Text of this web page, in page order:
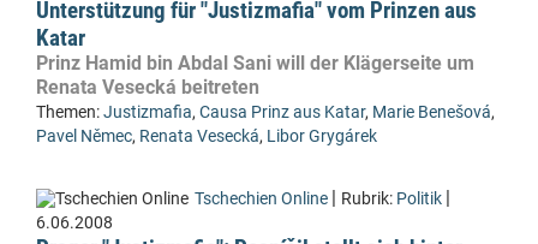
Unterstützung für "Justizmafia" vom Prinzen aus
Katar
Prinz Hamid bin Abdal Sani will der Klägerseite um
Renata Vesecká beitreten
Themen:Justizmafia, Causa Prinz aus Katar, Marie Benešová,
Pavel Němec, Renata Vesecká, Libor Grygárek
Tschechien Online | Rubrik: Politik |
6.06.2008